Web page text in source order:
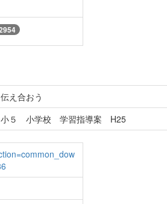
え合おう
５ 小学校 学習指導案 H25